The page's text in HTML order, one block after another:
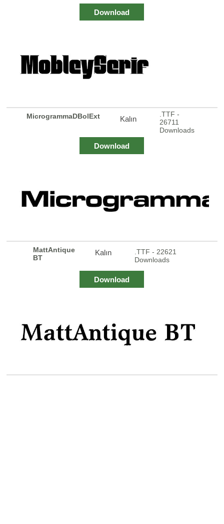
Download
MicrogrammaDBolExt Kalın
.TTF -
26711
Downloads
Download
MattAntique
BT
Kalın
.TTF - 22621
Downloads
Download